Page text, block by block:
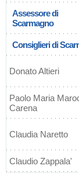
Assessore di
Scarmagno
Consiglieri di
Donato Altieri
Paolo Maria
Carena
Claudia Naretto
Claudio Zappala'